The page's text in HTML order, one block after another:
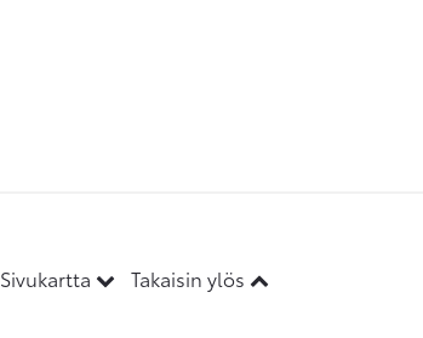
Sivukartta Takaisin ylös